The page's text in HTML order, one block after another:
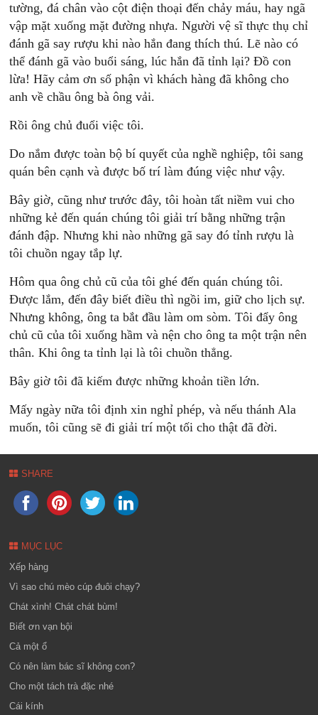
tường, đá chân vào cột điện thoại đến chảy máu, hay ngã
vập mặt xuống mặt đường nhựa. Người vệ sĩ thực thụ chỉ
đánh gã say rượu khi nào hắn đang thích thú. Lẽ nào có
thể đánh gã vào buổi sáng, lúc hắn đã tỉnh lại? Đồ con
lừa! Hãy cảm ơn số phận vì khách hàng đã không cho
anh về chầu ông bà ông vải.
Rồi ông chủ đuổi việc tôi.
Do nắm được toàn bộ bí quyết của nghề nghiệp, tôi sang
quán bên cạnh và được bố trí làm đúng việc như vậy.
Bây giờ, cũng như trước đây, tôi hoàn tất niềm vui cho
những kẻ đến quán chúng tôi giải trí bằng những trận
đánh đập. Nhưng khi nào những gã say đó tỉnh rượu là
tôi chuồn ngay tắp lự.
Hôm qua ông chủ cũ của tôi ghé đến quán chúng tôi.
Được lắm, đến đây biết điều thì ngồi im, giữ cho lịch sự.
Nhưng không, ông ta bắt đầu làm om sòm. Tôi đẩy ông
chủ cũ của tôi xuống hầm và nện cho ông ta một trận nên
thân. Khi ông ta tỉnh lại là tôi chuồn thẳng.
Bây giờ tôi đã kiếm được những khoản tiền lớn.
Mấy ngày nữa tôi định xin nghỉ phép, và nếu thánh Ala
muốn, tôi cũng sẽ đi giải trí một tối cho thật đã đời.
SHARE
MỤC LỤC
Xếp hàng
Vì sao chú mèo cúp đuôi chạy?
Chát xình! Chát chát bùm!
Biết ơn vạn bội
Cả một ổ
Có nên làm bác sĩ không con?
Cho một tách trà đặc nhé
Cái kính